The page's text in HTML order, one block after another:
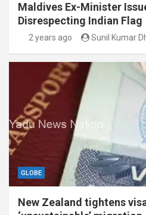
Maldives Ex-Minister
Disrespecting Indian Flag
2 years ago Sunil Kumar
GLOBE
New Zealand tightens